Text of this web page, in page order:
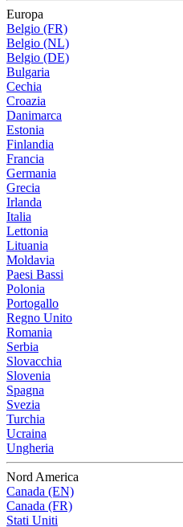
Europa
Belgio (FR)
Belgio (NL)
Belgio (DE)
Bulgaria
Cechia
Croazia
Danimarca
Estonia
Finlandia
Francia
Germania
Grecia
Irlanda
Italia
Lettonia
Lituania
Moldavia
Paesi Bassi
Polonia
Portogallo
Regno Unito
Romania
Serbia
Slovacchia
Slovenia
Spagna
Svezia
Turchia
Ucraina
Ungheria
Nord America
Canada (EN)
Canada (FR)
Stati Uniti